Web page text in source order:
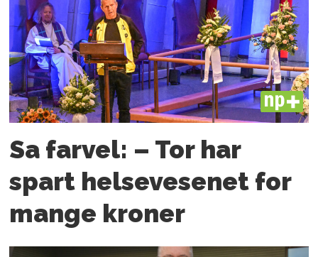
PLUS
Sa farvel: – Tor har
spart helsevesenet for
mange kroner